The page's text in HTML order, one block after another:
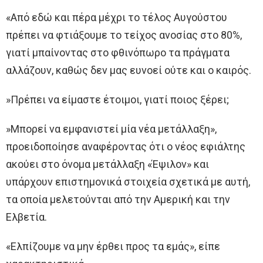
«Από εδώ και πέρα μέχρι το τέλος Αυγούστου
πρέπει να φτιάξουμε το τείχος ανοσίας στο 80%,
γιατί μπαίνοντας στο φθινόπωρο τα πράγματα
αλλάζουν, καθώς δεν μας ευνοεί ούτε και ο καιρός.
»Πρέπει να είμαστε έτοιμοι, γιατί ποιος ξέρει;
»Μπορεί να εμφανιστεί μία νέα μετάλλαξη»,
προειδοποίησε αναφέροντας ότι ο νέος εφιάλτης
ακούει στο όνομα μετάλλαξη «Έψιλον» και
υπάρχουν επιστημονικά στοιχεία σχετικά με αυτή,
τα οποία μελετούνται από την Αμερική και την
Ελβετία.
«Ελπίζουμε να μην έρθει προς τα εμάς», είπε